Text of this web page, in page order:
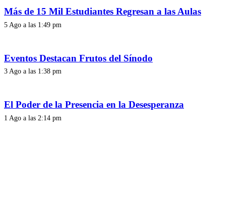
Más de 15 Mil Estudiantes Regresan a las Aulas
5 Ago a las 1:49 pm
Eventos Destacan Frutos del Sínodo
3 Ago a las 1:38 pm
El Poder de la Presencia en la Desesperanza
1 Ago a las 2:14 pm